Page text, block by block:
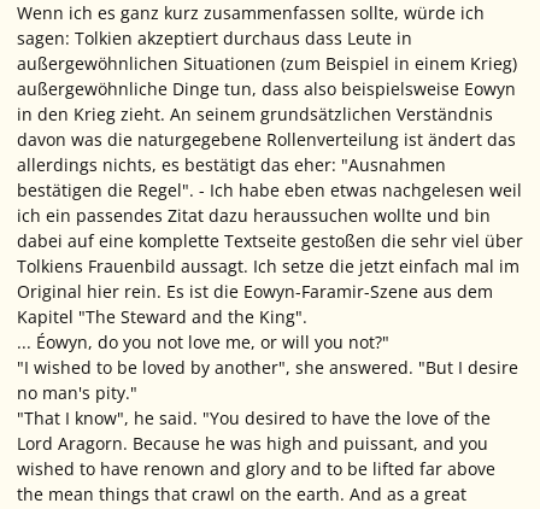
Wenn ich es ganz kurz zusammenfassen sollte, würde ich
sagen: Tolkien akzeptiert durchaus dass Leute in
außergewöhnlichen Situationen (zum Beispiel in einem Krieg)
außergewöhnliche Dinge tun, dass also beispielsweise Eowyn
in den Krieg zieht. An seinem grundsätzlichen Verständnis
davon was die naturgegebene Rollenverteilung ist ändert das
allerdings nichts, es bestätigt das eher: "Ausnahmen
bestätigen die Regel". - Ich habe eben etwas nachgelesen weil
ich ein passendes Zitat dazu heraussuchen wollte und bin
dabei auf eine komplette Textseite gestoßen die sehr viel über
Tolkiens Frauenbild aussagt. Ich setze die jetzt einfach mal im
Original hier rein. Es ist die Eowyn-Faramir-Szene aus dem
Kapitel "The Steward and the King".
... Éowyn, do you not love me, or will you not?"
"I wished to be loved by another", she answered. "But I desire
no man's pity."
"That I know", he said. "You desired to have the love of the
Lord Aragorn. Because he was high and puissant, and you
wished to have renown and glory and to be lifted far above
the mean things that crawl on the earth. And as a great